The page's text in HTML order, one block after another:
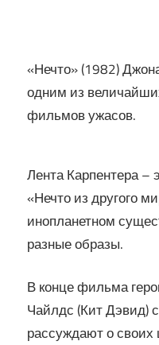
«Нечто» (1982)
одним из
фильмов ужасов.
Лента Карпентера –
«Нечто из другого
инопланетном
разные образы.
В конце фильма
Чайлдс (Кит Дэвид)
рассуждают о